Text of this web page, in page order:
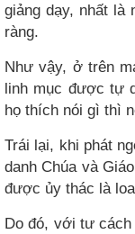
giảng dạy, nhất là
ràng.
Như vậy, ở trên
linh mục được tự
họ thích nói gì thì
Trái lại, khi phát
danh Chúa và
được ủy thác là
Do đó, với tư cách